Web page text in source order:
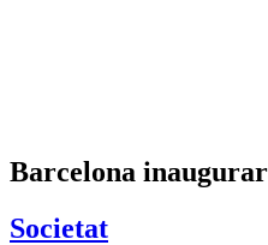
Barcelona
Societat